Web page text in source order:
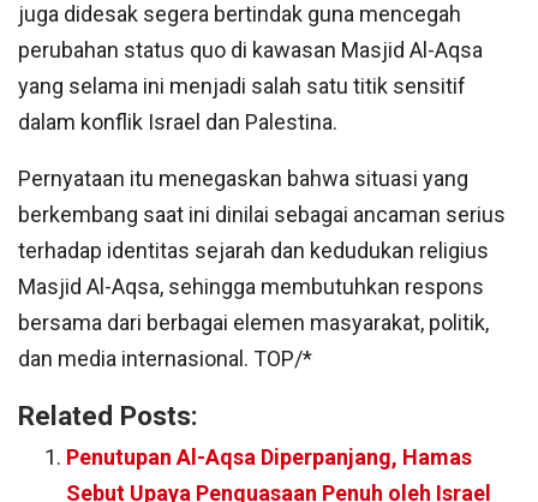
juga didesak segera bertindak guna mencegah
perubahan status quo di kawasan Masjid Al-Aqsa
yang selama ini menjadi salah satu titik sensitif
dalam konflik Israel dan Palestina.
Pernyataan itu menegaskan bahwa situasi yang
berkembang saat ini dinilai sebagai ancaman serius
terhadap identitas sejarah dan kedudukan religius
Masjid Al-Aqsa, sehingga membutuhkan respons
bersama dari berbagai elemen masyarakat, politik,
dan media internasional. TOP/*
Related Posts:
Penutupan Al-Aqsa Diperpanjang, Hamas
Sebut Upaya Penguasaan Penuh oleh Israel